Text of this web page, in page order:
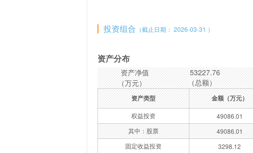
投资组合 （截止日期： 2026-03-31 ）
资产分布
资产净值
（万元）
53227.76
（总额）
资产类型 金额（万元）
权益投资 49086.01
其中：股票
49086.01
固定收益投资
3298.12